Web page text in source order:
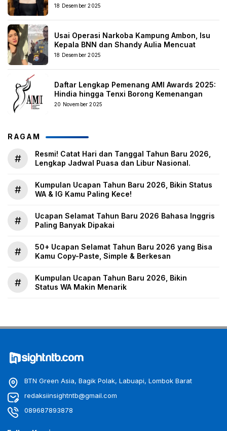
18 Desember 2025
Usai Operasi Narkoba Kampung Ambon, Isu
Kepala BNN dan Shandy Aulia Mencuat
18 Desember 2025
Daftar Lengkap Pemenang AMI Awards 2025:
Hindia hingga Tenxi Borong Kemenangan
20 November 2025
RAGAM
#
Resmi! Catat Hari dan Tanggal Tahun Baru 2026,
Lengkap Jadwal Puasa dan Libur Nasional.
#
Kumpulan Ucapan Tahun Baru 2026, Bikin Status
WA & IG Kamu Paling Kece!
#
Ucapan Selamat Tahun Baru 2026 Bahasa Inggris
Paling Banyak Dipakai
#
50+ Ucapan Selamat Tahun Baru 2026 yang Bisa
Kamu Copy-Paste, Simple & Berkesan
#
Kumpulan Ucapan Tahun Baru 2026, Bikin
Status WA Makin Menarik
BTN Green Asia, Bagik Polak, Labuapi, Lombok Barat
redaksiinsightntb@gmail.com
089687893878